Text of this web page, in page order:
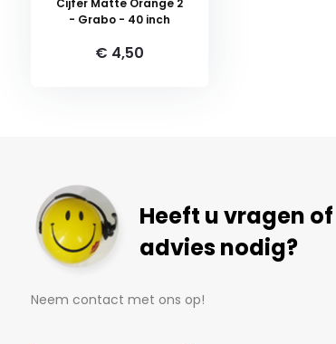
Cijfer Matte Orange 2
- Grabo - 40 inch
€ 4,50
Heeft u vragen of
advies nodig?
Neem contact met ons op!